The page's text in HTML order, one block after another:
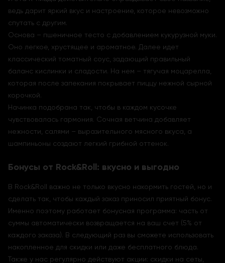
ведь дарит яркий вкус и настроение, которое невозможно
спутать с другим.
Основа – пшеничное тесто с добавлением кукурузной муки.
Оно легкое, хрустящее и ароматное. Далее идет
классический томатный соус, задающий правильный
баланс кислинки и сладости. На нем – тягучая моцарелла,
которая после запекания покрывает пиццу нежной сырной
корочкой.
Начинка подобрана так, чтобы в каждом кусочке
чувствовалась гармония. Сочная ветчина добавляет
нежности, салями – выразительного мясного вкуса, а
шампиньоны создают легкий грибной оттенок.
Бонусы от Rock&Roll: вкусно и выгодно
В Rock&Roll важно не только вкусно накормить гостей, но и
сделать так, чтобы каждый заказ приносил приятный бонус.
Именно поэтому работает бонусная программа: часть от
суммы автоматически возвращается на ваш счет (5% от
каждого заказа). В следующий раз вы сможете использовать
накопленное для скидки или даже бесплатного блюда.
Также у нас регулярно действуют акции: скидки на сеты,